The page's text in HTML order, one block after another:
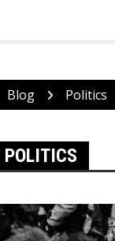
Blog Politics
POLITICS